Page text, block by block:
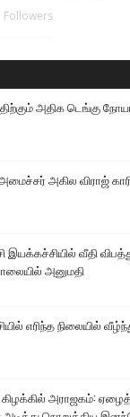
Followers
அதிக டெங்கு
அகில விராஜ்
இயக்கச்சியில் வீதி
அனுமதி
எரிந்த நிலையில்
கிழக்கில் அராஜகம்: